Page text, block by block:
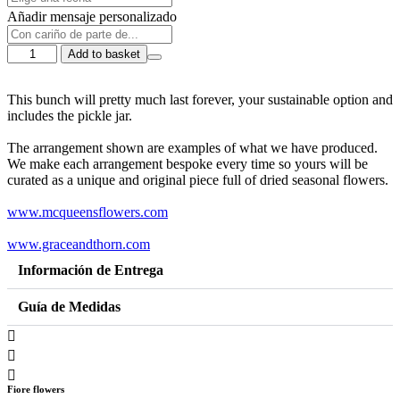
Añadir mensaje personalizado
Walk
in
Sky
Jam
quantity
Add to basket
This bunch will pretty much last forever, your sustainable option and
includes the pickle jar.
The arrangement shown are examples of what we have produced.
We make each arrangement bespoke every time so yours will be
curated as a unique and original piece full of dried seasonal flowers.
www.mcqueensflowers.com
www.graceandthorn.com
Información de Entrega
Guía de Medidas
Fiore flowers